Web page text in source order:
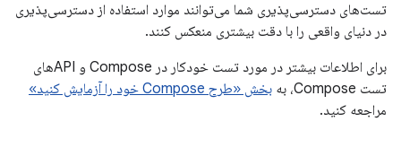
تست‌های دسترسی‌پذیری شما می‌توانند موارد استفاده از دسترسی‌پذیری
در دنیای واقعی را با دقت بیشتری منعکس کنند.
برای اطلاعات بیشتر در مورد تست خودکار در Compose و APIهای
تست Compose، به
بخش «طرح Compose خود را آزمایش کنید»
مراجعه کنید.